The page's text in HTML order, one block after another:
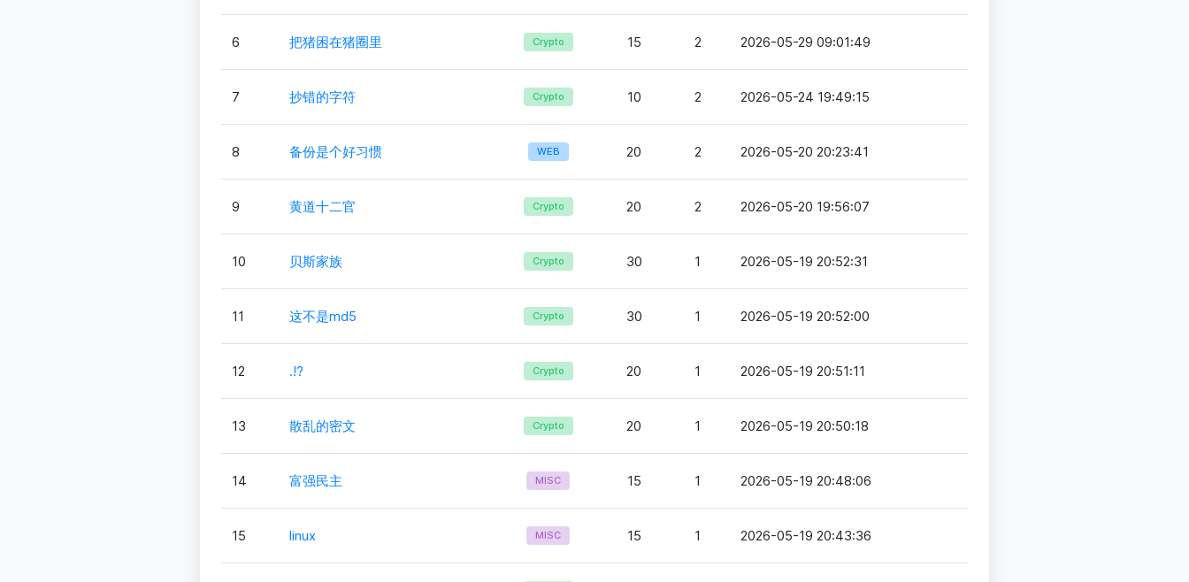
6 把猪困在猪圈里 Crypto 15 2 2026-05-29 09:01:49
7 抄错的字符 Crypto 10 2 2026-05-24 19:49:15
8 备份是个好习惯 WEB 20 2 2026-05-20 20:23:41
9 黄道十二官 Crypto 20 2 2026-05-20 19:56:07
10 贝斯家族 Crypto 30 1 2026-05-19 20:52:31
11 这不是md5 Crypto 30 1 2026-05-19 20:52:00
12 .!? Crypto 20 1 2026-05-19 20:51:11
13 散乱的密文 Crypto 20 1 2026-05-19 20:50:18
14 富强民主 MISC 15 1 2026-05-19 20:48:06
15 linux MISC 15 1 2026-05-19 20:43:36